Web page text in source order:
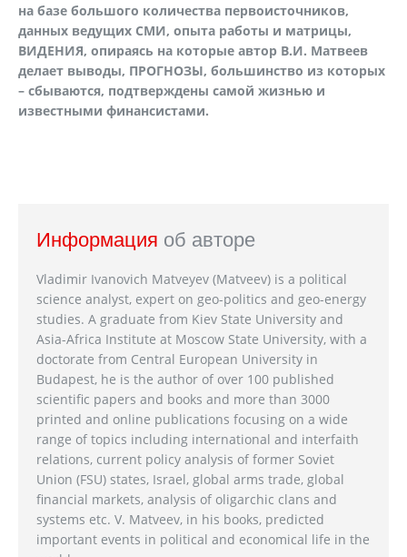
на базе большого количества первоисточников,
данных ведущих СМИ, опыта работы и матрицы,
ВИДЕНИЯ, опираясь на которые автор В.И. Матвеев
делает выводы, ПРОГНОЗЫ, большинство из которых
– сбываются, подтверждены самой жизнью и
известными финансистами.
Информация об авторе
Vladimir Ivanovich Matveyev (Matveev) is a political
science analyst, expert on geo-politics and geo-energy
studies. A graduate from Kiev State University and
Asia-Africa Institute at Moscow State University, with a
doctorate from Central European University in
Budapest, he is the author of over 100 published
scientific papers and books and more than 3000
printed and online publications focusing on a wide
range of topics including international and interfaith
relations, current policy analysis of former Soviet
Union (FSU) states, Israel, global arms trade, global
financial markets, analysis of oligarchic clans and
systems etc. V. Matveev, in his books, predicted
important events in political and economical life in the